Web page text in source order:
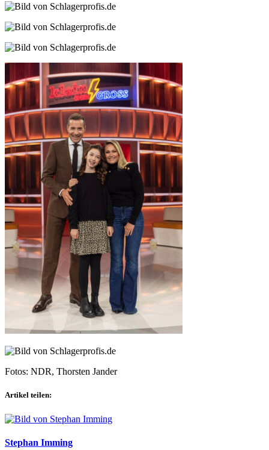
Fotos: NDR, Thorsten Jander
Artikel teilen:
Stephan Imming